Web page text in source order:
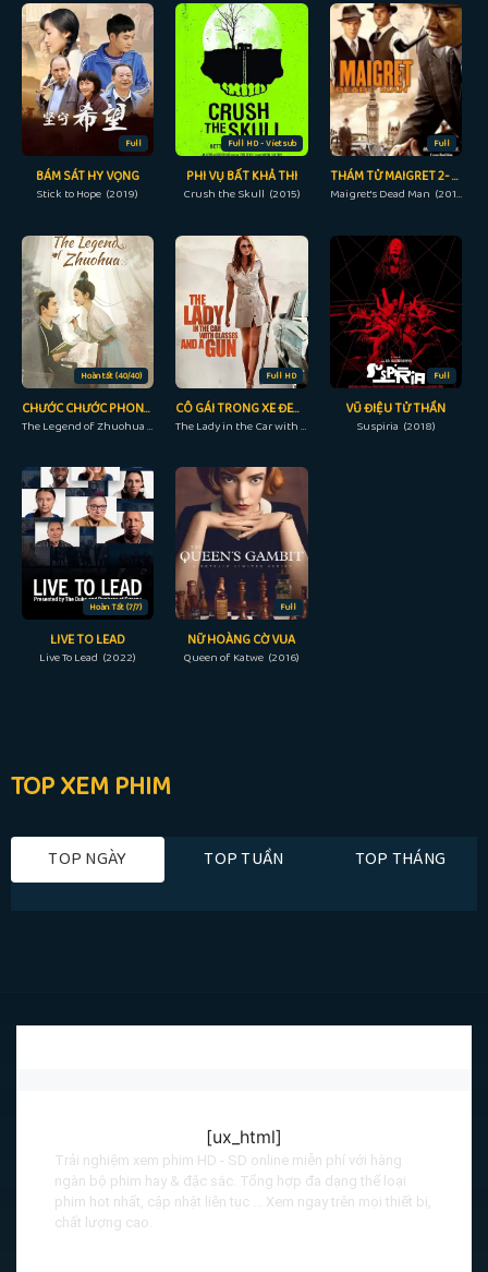
Full
BÁM SÁT HY VỌNG
Stick to Hope (2019)
Full HD - Vietsub
PHI VỤ BẤT KHẢ THI
Crush the Skull (2015)
Full
THÁM TỬ MAIGRET 2- NGƯỜI ĐÃ KHUẤT
Maigret's Dead Man (2016)
Hoàn tất (40/40)
CHƯỚC CHƯỚC PHONG LƯU
The Legend of Zhuohua (2023)
Full HD
CÔ GÁI TRONG XE ĐEO KÍNH VỚI KHẨU SÚNG
The Lady in the Car with Glasses and a Gun (2015)
Full
VŨ ĐIỆU TỬ THẦN
Suspiria (2018)
Hoàn Tất (7/7)
LIVE TO LEAD
Live To Lead (2022)
Full
NỮ HOÀNG CỜ VUA
Queen of Katwe (2016)
TOP XEM PHIM
TOP NGÀY TOP TUẦN TOP THÁNG